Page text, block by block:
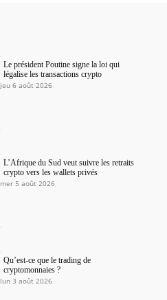
Le président Poutine signe la loi qui
légalise les transactions crypto
jeu 6 août 2026
L’Afrique du Sud veut suivre les retraits
crypto vers les wallets privés
mer 5 août 2026
Qu’est-ce que le trading de
cryptomonnaies ?
lun 3 août 2026